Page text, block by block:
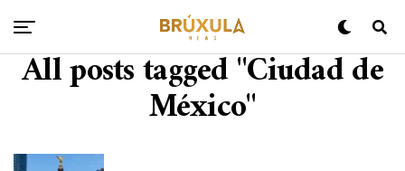
All posts tagged "Ciudad de
México"